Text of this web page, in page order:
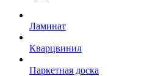
Ламинат
Кварцвинил
Паркетная доска